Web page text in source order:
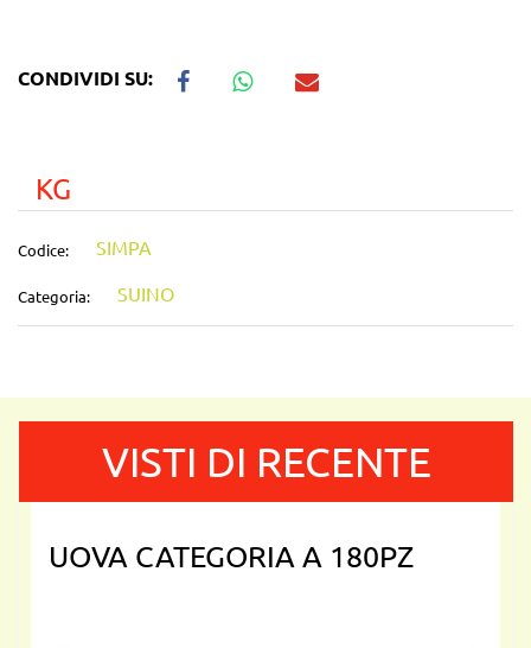
CONDIVIDI SU:
KG
Codice: SIMPA
Categoria: SUINO
VISTI DI RECENTE
UOVA CATEGORIA A 180PZ